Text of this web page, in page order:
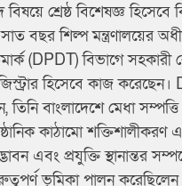
শ্রেষ্ঠ বিশেষজ্ঞ হিসেবে
সাত বছর শিল্প মন্ত্রণালয়ের
(DPDT) বিভাগে সহকারী
হিসেবে কাজ
তিনি বাংলাদেশে মেধা
কাঠামো
এবং প্রযুক্তি স্থানান্তর
ভূমিকা পালন করেছিলেন।